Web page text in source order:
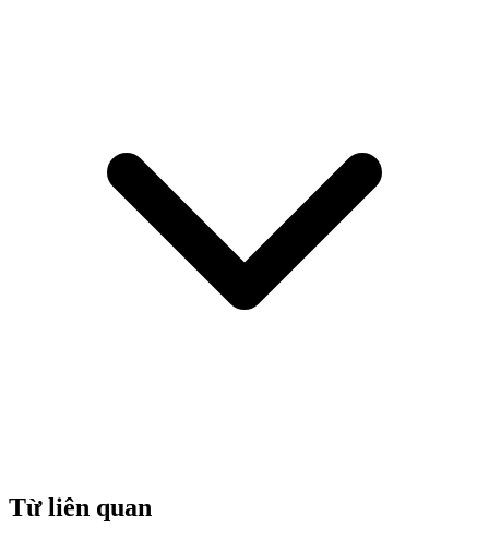
Từ liên quan